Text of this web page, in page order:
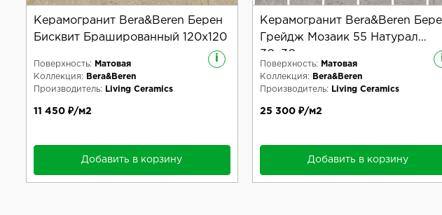
Керамогранит Bera&Beren Берен
Бисквит Брашированный 120x120
i
Поверхность:
Матовая
Коллекция:
Bera&Beren
Производитель:
Living Ceramics
11 450 ₽/м2
Добавить в корзину
Керамогранит Bera&Beren
Грейдж Мозаик 55 Натурал
30x30
Поверхность:
Матовая
Коллекция:
Bera&Beren
Производитель:
Living Ceramics
25 300 ₽/м2
Добавить в корзину